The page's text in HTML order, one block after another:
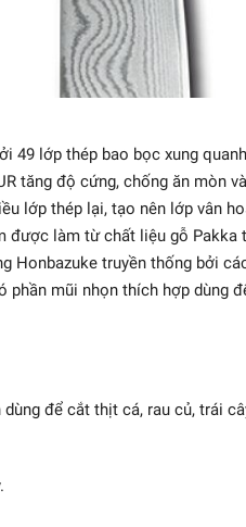
49 lớp thép bao bọc xung
tăng độ cứng, chống ăn mòn
lớp thép lại, tạo nên lớp vân
được làm từ chất liệu gỗ
Honbazuke truyền thống bởi
phần mũi nhọn thích hợp dùng
dùng để cắt thịt cá, rau củ, trái